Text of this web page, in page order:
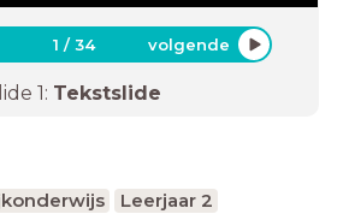
1 /34 volgende
1: Tekstslide
Leerjaar 2